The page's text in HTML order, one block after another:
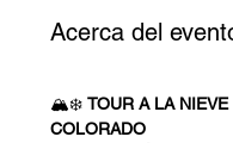
Acerca del
🏔️❄️ TOUR A LA
COLORADO